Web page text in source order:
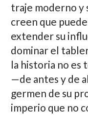
traje moderno y
creen que
extender su
dominar el
la historia no es
—de antes y de
germen de su
imperio que no